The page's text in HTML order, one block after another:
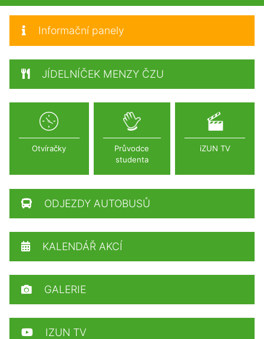
Informační panely
JÍDELNÍČEK MENZY ČZU
Otvíračky
Průvodce
studenta
iZUN TV
ODJEZDY AUTOBUSŮ
KALENDÁŘ AKCÍ
GALERIE
IZUN TV